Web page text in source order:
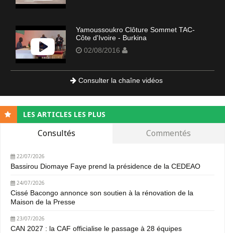
Yamoussoukro Clôture Sommet TAC-
Côte d'Ivoire - Burkina
02/08/2016
Consulter la chaîne vidéos
LES ARTICLES LES PLUS
Consultés Commentés
22/07/2026
Bassirou Diomaye Faye prend la présidence de la CEDEAO
24/07/2026
Cissé Bacongo annonce son soutien à la rénovation de la
Maison de la Presse
23/07/2026
CAN 2027 : la CAF officialise le passage à 28 équipes